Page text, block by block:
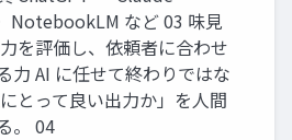
NotebookLM など 03 味見
を評価し、依頼者に合わせ
力 AI に任せて終わりではな
とって良い出力か」を人間
。 04